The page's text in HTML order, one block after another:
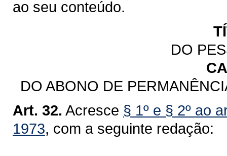
ao seu conteúdo.
DO
DO ABONO DE
Art. 32. Acresce § 1º e § 2º ao
1973, com a seguinte redação: